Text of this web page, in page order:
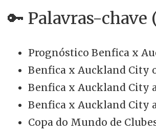
🔑 Palavras-chave
Prognóstico Benfica x
Benfica x Auckland City
Benfica x Auckland City
Benfica x Auckland City
Copa do Mundo de